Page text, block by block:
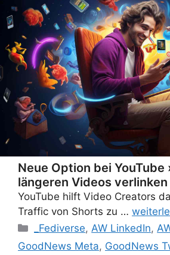
Neue Option bei YouTube
längeren Videos verlinken
YouTube hilft Video Creators
Traffic von Shorts zu …
Categories
_Fediverse,AW LinkedIn,
GoodNews Meta, GoodNews